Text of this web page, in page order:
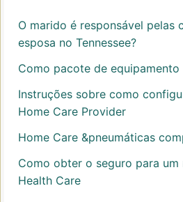
O marido é responsável pelas
esposa no Tennessee?
Como pacote de
Instruções sobre como
Home Care Provider
Home Care &pneumáticas
Como obter o seguro para um
Health Care